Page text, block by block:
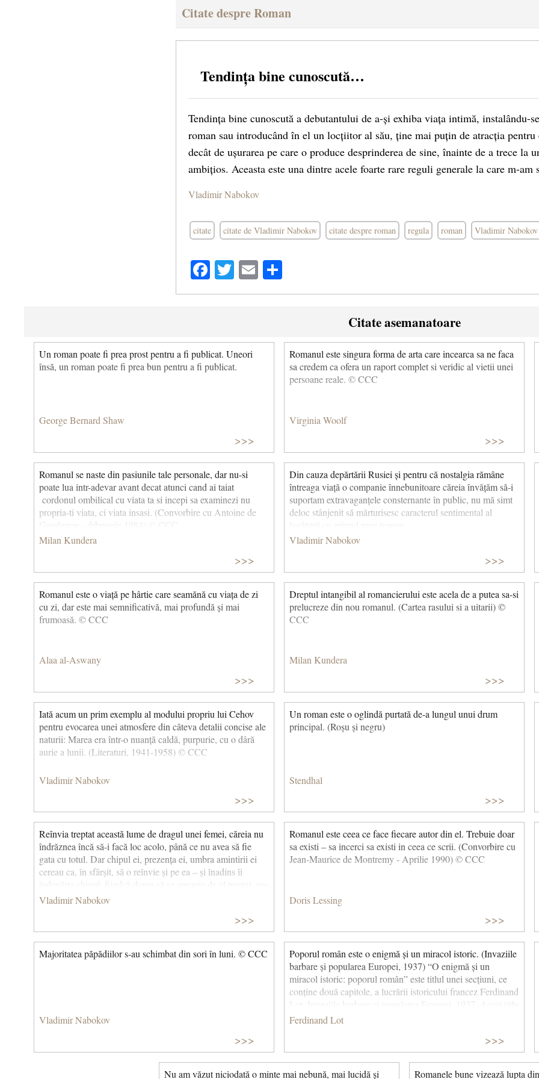
Citate despre Roman
Tendința bine cunoscută…
Tendința bine cunoscută a debutantului de a-și exhiba viața intimă, instalându-
roman sau introducând în el un locțiitor al său, ține mai puțin de atracția pentru
decât de ușurarea pe care o produce desprinderea de sine, înainte de a trece la
ambițios. Aceasta este una dintre acele foarte rare reguli generale la care m-am
Vladimir Nabokov
citate citate de Vladimir Nabokov citate despre roman regula roman Vladimir Nabokov
Facebook
Twitter
Email
Citate asemanatoare
Un roman poate fi prea prost pentru a fi publicat. Uneori
însă, un roman poate fi prea bun pentru a fi publicat.
George Bernard Shaw
>>>
Romanul este singura forma de arta care incearca sa ne faca
sa credem ca ofera un raport complet si veridic al vietii unei
persoane reale. © CCC
Virginia Woolf
>>>
Romanul se naste din pasiunile tale personale, dar nu-si
poate lua intr-adevar avant decat atunci cand ai taiat
cordonul ombilical cu viata ta si incepi sa examinezi nu
propria-ti viata, ci viata insasi. (Convorbire cu Antoine de
Gaudemar – februarie 1984) © CCC
Milan Kundera
>>>
Din cauza depărtării Rusiei și pentru că nostalgia rămâne
întreaga viață o companie înnebunitoare căreia învățăm să-i
suportam extravaganțele consternante în public, nu mă simt
deloc stânjenit să mărturisesc caracterul sentimental al
Vladimir Nabokov
>>>
Romanul este o viață pe hârtie care seamănă cu viața de zi
cu zi, dar este mai semnificativă, mai profundă și mai
frumoasă. © CCC
Alaa al-Aswany
>>>
Dreptul intangibil al romancierului este acela de a putea sa-si
prelucreze din nou romanul. (Cartea rasului si a uitarii) ©
CCC
Milan Kundera
>>>
Iată acum un prim exemplu al modului propriu lui Cehov
pentru evocarea unei atmosfere din câteva detalii concise ale
naturii: Marea era într-o nuanță caldă, purpurie, cu o dâră
aurie a lunii. (Literaturi, 1941-1958) © CCC
Vladimir Nabokov
>>>
Un roman este o oglindă purtată de-a lungul unui drum
principal. (Roșu și negru)
Stendhal
>>>
Reînvia treptat această lume de dragul unei femei, căreia nu
îndrăznea încă să-i facă loc acolo, până ce nu avea să fie
gata cu totul. Dar chipul ei, prezența ei, umbra amintirii ei
cereau ca, în sfârșit, să o reînvie și pe ea – și înadins îi
îndepărta chipul, fiindcă dorea să se apropie de el treptat, pas
cu pas, exact ca atunci, cu nouă ani în urmă... (Mașenka)
Vladimir Nabokov
>>>
Romanul este ceea ce face fiecare autor din el. Trebuie doar
sa existi – sa incerci sa existi in ceea ce scrii. (Convorbire cu
Jean-Maurice de Montremy - Aprilie 1990) © CCC
Doris Lessing
>>>
Majoritatea păpădiilor s-au schimbat din sori în luni. © CCC
Vladimir Nabokov
>>>
Poporul român este o enigmă și un miracol istoric. (Invaziile
barbare și popularea Europei, 1937) “O enigmă și un
miracol istoric: poporul român” este titlul unei secțiuni, ce
conține două capitole, a lucrării istoricului francez Ferdinand
Lot, Invaziile barbare și popularea Europei, 1937. Acest titlu
a devenit titlul unei cărți a lui Gheorghe I. Brătianu care a
Brătianu, în spiritul obiectivității științifice, examinează
originile poporului român și susține continuitatea daco-
romană pe teritoriul actual al României de la cucerirea
Ferdinand Lot
>>>
Nu am văzut niciodată o minte mai nebună, mai lucidă și Romanele bune vizează lupta